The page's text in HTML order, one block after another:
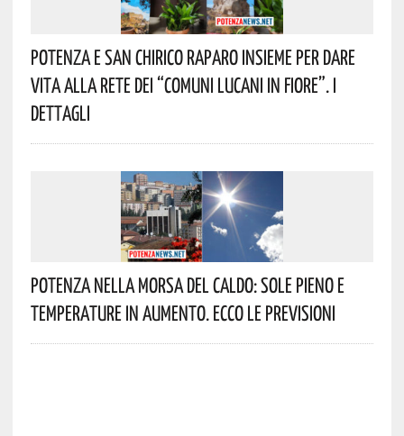
Potenza E San Chirico Raparo Insieme Per Dare
Vita Alla Rete Dei “Comuni Lucani In Fiore”. I
Dettagli
Potenza Nella Morsa Del Caldo: Sole Pieno E
Temperature In Aumento. Ecco Le Previsioni